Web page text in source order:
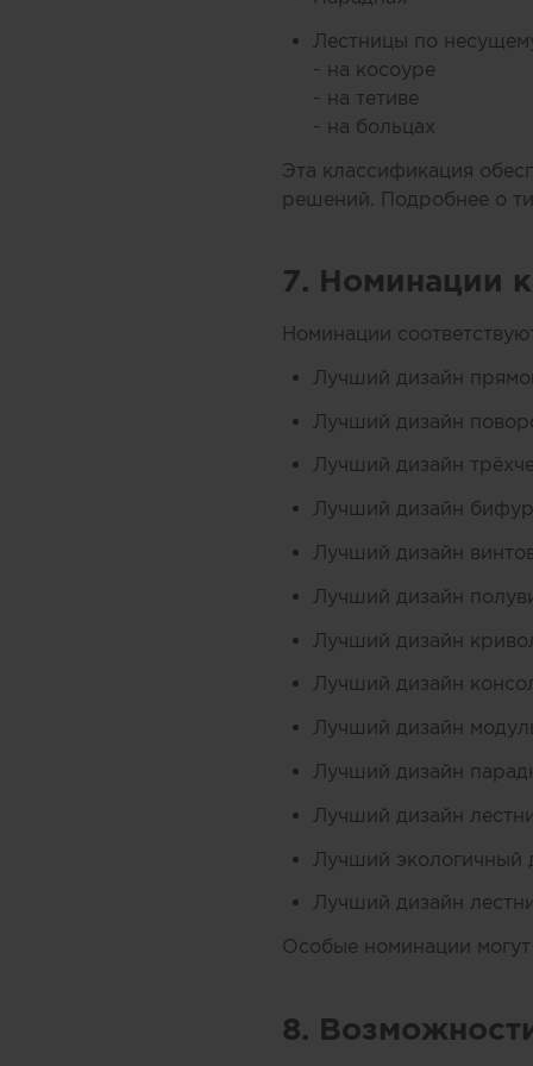
Лестницы по
- на косоуре
- на тетиве
- на больцах
Эта классификация
решений. Подробнее о
7. Номинации
Номинации
Лучший дизайн
Лучший дизайн
Лучший дизайн
Лучший дизайн
Лучший дизайн
Лучший дизайн
Лучший дизайн
Лучший дизайн
Лучший дизайн
Лучший дизайн
Лучший дизайн
Лучший экологичный
Лучший дизайн
Особые номинации
8.